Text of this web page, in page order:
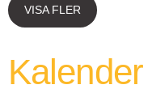
VISA FLER
Kalender